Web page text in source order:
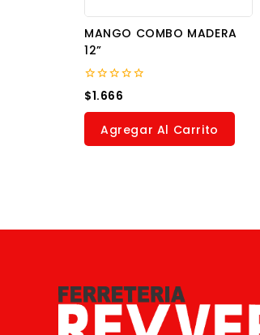
MANGO COMBO MADERA
12”
0
out
of
$1.666
Agregar Al Carrito